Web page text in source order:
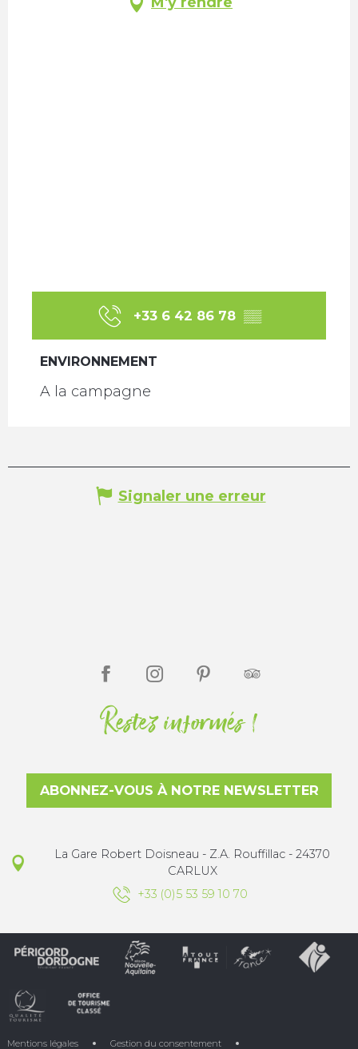
+33 6 42 86 78 ▒▒
ENVIRONNEMENT
ENVIRONNEMENT
A la campagne
Signaler une erreur
Restez informés !
ABONNEZ-VOUS À NOTRE NEWSLETTER
La Gare Robert Doisneau - Z.A. Rouffillac - 24370
CARLUX
+33 (0)5 53 59 10 70
Mentions légales Gestion du consentement